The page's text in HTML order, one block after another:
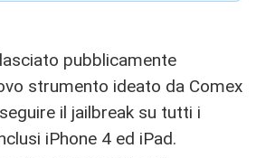
pubblicamente
strumento ideato da Comex
il jailbreak su tutti i
iPhone 4 ed iPad.